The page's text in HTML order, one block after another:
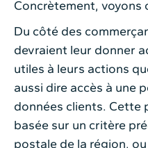
Concrètement, voyons
Du côté des
devraient leur donner
utiles à leurs actions
aussi dire accès à une
données clients.
basée sur un critère
postale de la région,